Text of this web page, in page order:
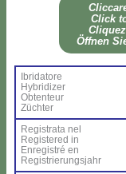
Click
Öff­nen
Ibri­da­to­re
Hy­bri­di­zer
Ob­ten­teur
Zü­ch­ter
Re­gi­stra­ta nel
Re­gi­ste­red in
En­re­gi­stré en
Re­gi­strie­rung­sjahr